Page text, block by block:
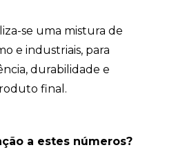
se uma mistura de
e industriais, para
durabilidade e
final.
a estes números?